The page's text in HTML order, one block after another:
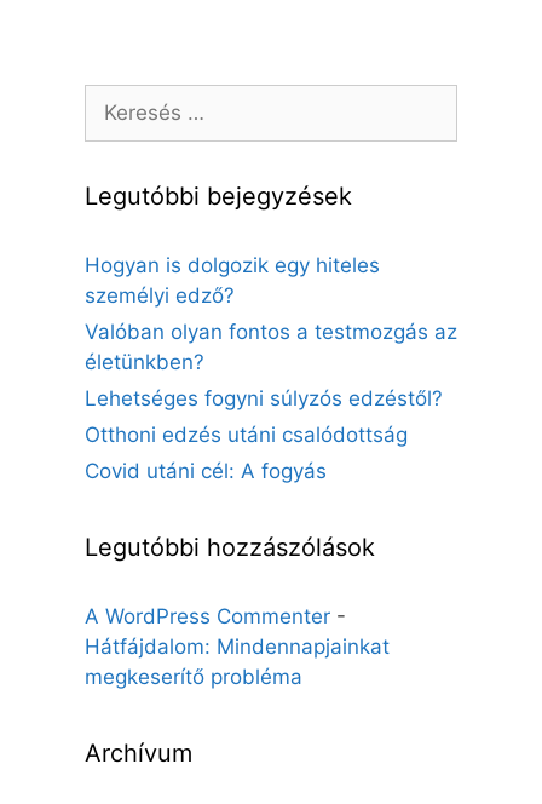
Keresés:
Legutóbbi bejegyzések
Hogyan is dolgozik egy hiteles
személyi edző?
Valóban olyan fontos a testmozgás az
életünkben?
Lehetséges fogyni súlyzós edzéstől?
Otthoni edzés utáni csalódottság
Covid utáni cél: A fogyás
Legutóbbi hozzászólások
A WordPress Commenter -
Hátfájdalom: Mindennapjainkat
megkeserítő probléma
Archívum